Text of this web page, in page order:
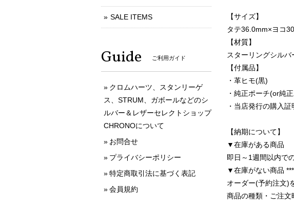
【サイズ】
タテ36.0mm×ヨコ
【材質】
スターリングシルバ
【付属品】
・革ヒモ(黒)
・純正ポーチ(or純
・当店発行の購入証
【納期について】
▼在庫がある商品
即日～1週間以内で
▼在庫がない商品
オーダー(予約注文)
商品の種類・ご注
SALE ITEMS
Guide ご利用ガイド
クロムハーツ、スタンリーゲ
ス、STRUM、ガボールなどのシ
ルバー＆レザーセレクトショップ
CHRONOについて
お問合せ
プライバシーポリシー
特定商取引法に基づく表記
会員規約